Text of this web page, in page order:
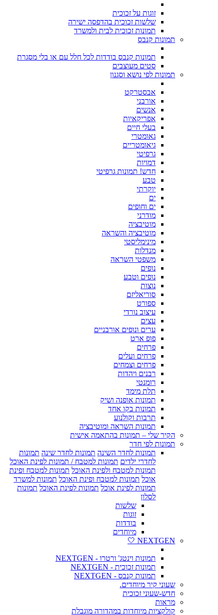
זוגות על זכוכית
שלשות זכוכית בהדפסה ישירה
תמונות זכוכית לבית ולמשרד
תמונות קנבס
תמונות קנבס בודדות לכל חלל עם או בלי מסגרת
סטים מעוצבים
תמונות לפי נושא וסגנון
אבסטרקט
אורבני
אנשים
אפריקאיות
בעלי חיים
גאומטרי
גיאומטריים
גרפיטי
דמויות
חדש! תמונות גרפיטי
טבע
יוקרתי
ים
ים וחופים
מודרני
מוטיבציה
מוטיבציה והשראה
מינימליסטי
מנדלות
משפטי השראה
נופים
נופים וטבע
נוצות
סוריאליזם
ספורט
עיצוב נורדי
עצים
ערים ונופים אורבניים
פופ ארט
פרחים
פרחים ועלים
פרחים וצמחים
רבנים ויהדות
רומנטי
תלת מימד
תמונות אופנה ושיק
תמונות בקו אחד
תרבות וקולנוע
תמונות השראה ומוטיבציה
הקיר שלי – תמונות בהתאמה אישית
תמונות לפי חדר
תמונות לחדר השינה תמונות לחדר שינה תמונות
לחדרי ילדים תמונות למטבח / תמונות לפינת האוכל
תמונות למטבח ולפינת האוכל תמונות למטבח ופינת
אוכל תמונות למטבח ופינת האוכל תמונות למשרד
תמונות לפינת אוכל תמונות לפינת האוכל תמונות
לסלון
שלשות
זוגות
בודדות
מיוחדים
NEXTGEN 🤍
תמונות וינטג' ורטרו - NEXTGEN
תמונות זכוכית - NEXTGEN
תמונות קנבס - NEXTGEN
שעוני קיר מיוחדים.
חדש-שעוני זכוכית
מראות
קולקציות מיוחדות במהדורה מוגבלת